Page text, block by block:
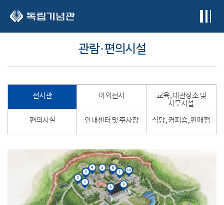
관람·편의시설
전시관 야외전시
교육, 대관장소 및
사무시설
편의시설
안내센터 및 주차장 식당, 커피숍, 판매점